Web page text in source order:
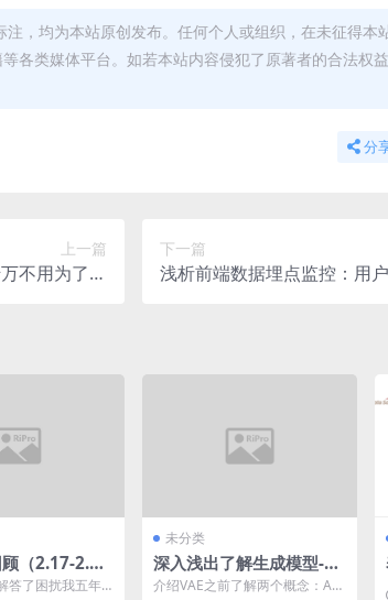
，均为本站原创发布。任何个人或组织，在未征得本
各类媒体平台。如若本站内容侵犯了原著者的合法权
分
上一篇
不用为了某
下一篇
浅析前端数据埋点监控：用
（2.17-2.2
答了困扰我五年
未分类
深入浅出了解生成模型-
2：VAE模型原理以及代码
介绍VAE之前了解两个概念：AE